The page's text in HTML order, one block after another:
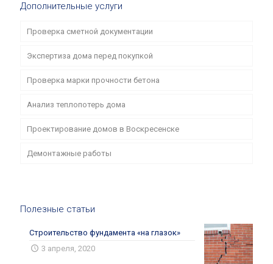
Дополнительные услуги
Проверка сметной документации
Экспертиза дома перед покупкой
Проверка марки прочности бетона
Анализ теплопотерь дома
Проектирование домов в Воскресенске
Демонтажные работы
Полезные статьи
Строительство фундамента «на глазок»
3 апреля, 2020